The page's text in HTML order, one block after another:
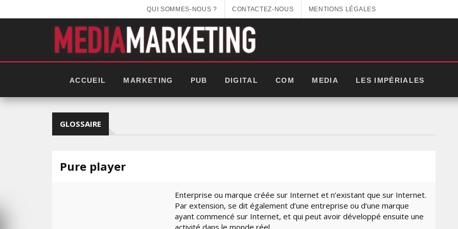
QUI SOMMES-NOUS ? CONTACTEZ-NOUS MENTIONS LÉGALES
ACCUEIL MARKETING PUB DIGITAL COM MEDIA LES IMPÉRIALES
GLOSSAIRE
Pure player
Enterprise ou marque créée sur Internet et n’existant que sur Internet.
Par extension, se dit également d’une entreprise ou d’une marque
ayant commencé sur Internet, et qui peut avoir développé ensuite une
activité dans le monde réel.
GITEX AFRICA : LES NOUVELLES